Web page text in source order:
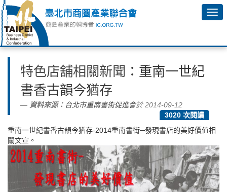
特色店舖相關新聞 ：重南一世紀
書香古韻今猶存
資料來源： 台北市重南書街促進會於 2014-09-12
3020 次閱讀
重南一世紀書香古韻今猶存-2014重南書街─發現書店的美好價值相
關文宣。